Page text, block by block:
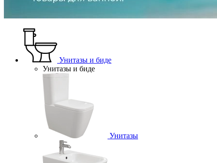
Унитазы и биде
Унитазы и биде
Унитазы